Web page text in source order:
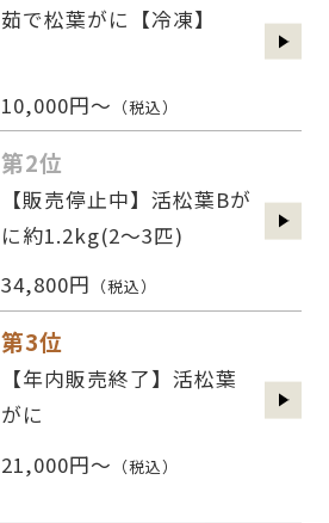
茹で松葉がに【冷凍】
10,000円～ （税込）
第2位
【販売停止中】活松葉Bが
に約1.2kg(2〜3匹)
34,800円 （税込）
第3位
【年内販売終了】活松葉
がに
21,000円～ （税込）